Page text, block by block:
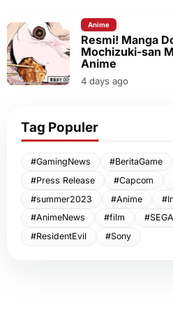
Anime
Resmi! Manga
Mochizuki-san
Anime
4 days ago
Tag Populer
#GamingNews #BeritaGame
#Press Release
#Capcom
#summer2023
#Anime
#AnimeNews
#film #SEGA
#ResidentEvil
#Sony